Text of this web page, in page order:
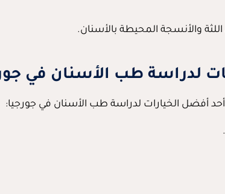
والأنسجة المحيطة بالأسنان.
لدراسة طب الأسنان في
أفضل الخيارات لدراسة طب الأسنان في جورجيا: